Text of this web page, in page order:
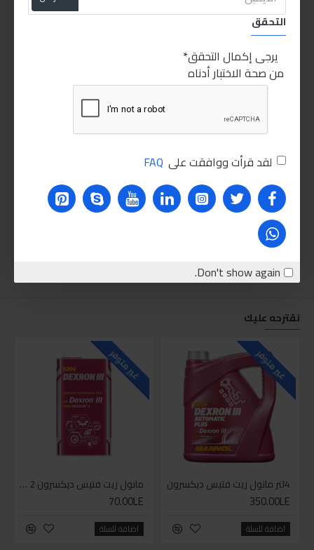
التحقق
يرجى إكمال التحقق
من صحة الاختبار أدناه
لقد قرأت ووافقت على FAQ
Don't show again.
نقترحه عليك
غير متوفر
4لتر مانول زيت فتيس ديكسرون
350.00LE
اضافة للسلة
غير متوفر
مانول زيت فتيس ديكسرون 2 لتر واحد
70.00LE
اضافة للسلة